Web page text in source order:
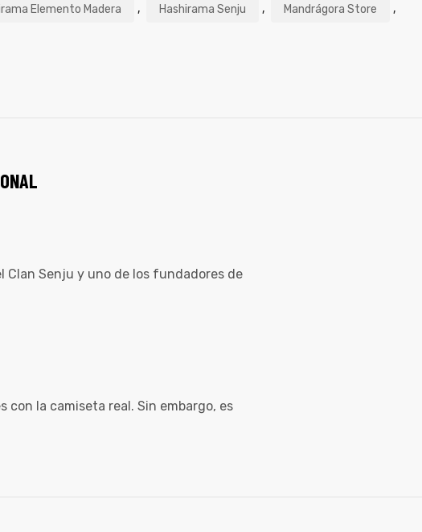
Elemento Madera , Hashirama Senju , Mandrágora Store ,
Clan Senju y uno de los fundadores de
la camiseta real. Sin embargo, es